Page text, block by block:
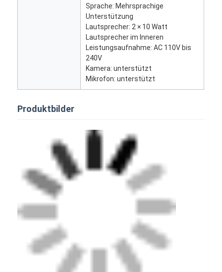
Lcd-digitale Beschilderung im Freien
Boden, der lcd-digitale Beschilderung steht
Selbstbestellungskiosk
Tragbare digitale Beschilderung
Transparenter LCD-Bildschirm
Miet-LED-Anzeige
LED Filmbildschirm
Anzeige mit E-Tinte
Sprache: Mehrsprachige
Unterstützung
Lautsprecher: 2 × 10 Watt
Lautsprecher im Inneren
Leistungsaufnahme: AC 110V bis
240V
Kamera: unterstützt
Mikrofon: unterstützt
Produktbilder